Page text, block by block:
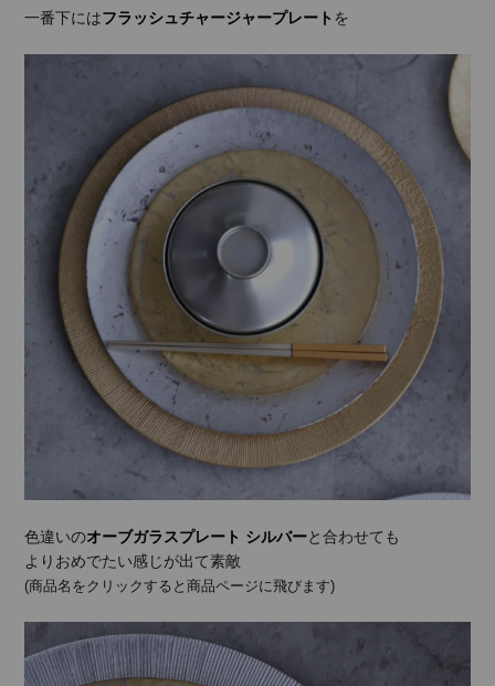
一番下にはフラッシュチャージャープレート を
色違いのオーブガラスプレート シルバーと合わせても
よりおめでたい感じが出て素敵
(商品名をクリックすると商品ページに飛びます)